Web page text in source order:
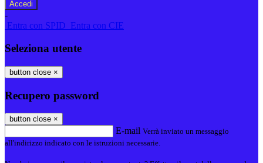
-
Entra con SPID Entra con CIE
Seleziona utente
button close ×
Recupero password
button close ×
E-mail Verrà inviato un messaggio
all'indirizzo indicato con le istruzioni necessarie.